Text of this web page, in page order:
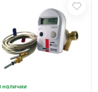
наличии